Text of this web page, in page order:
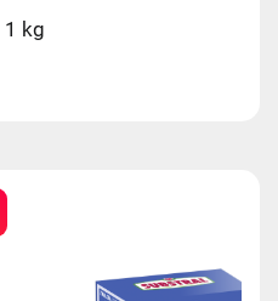
1 kg